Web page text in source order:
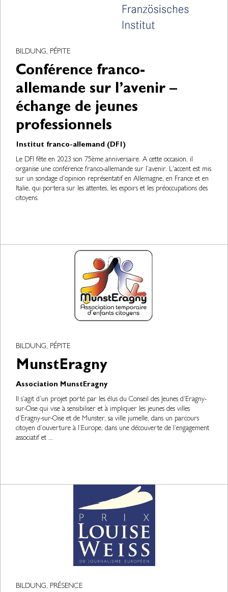
BILDUNG, PÉPITE
Conférence franco-
allemande sur l’avenir –
échange de jeunes
professionnels
Institut franco-allemand (DFI)
Le DFI fête en 2023 son 75ème anniversaire. A cette occasion, il
organise une conférence franco-allemande sur l’avenir. L'accent est mis
sur un sondage d'opinion représentatif en Allemagne, en France et en
Italie, qui portera sur les attentes, les espoirs et les préoccupations des
citoyens.
BILDUNG, PÉPITE
MunstEragny
Association MunstEragny
Il s’agit d’un projet porté par les élus du Conseil des Jeunes d’Eragny-
sur-Oise qui vise à sensibiliser et à impliquer les jeunes des villes
d’Eragny-sur-Oise et de Munster, sa ville jumelle, dans un parcours
citoyen d’ouverture à l’Europe, dans une découverte de l’engagement
associatif et ...
BILDUNG, PRÉSENCE